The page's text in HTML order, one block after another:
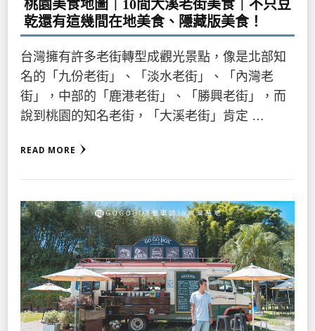
桃園美食地圖｜10間大溪老街美食｜不只豆
乾還有這幾間在地美食、隱藏版美食！
台灣擁有許多老街轉型成觀光景點，像是北部知
名的「九份老街」、「淡水老街」、「內灣老
街」，中部的「鹿港老街」、「勝興老街」，而
說到桃園的知名老街，「大溪老街」肯定 …
READ MORE